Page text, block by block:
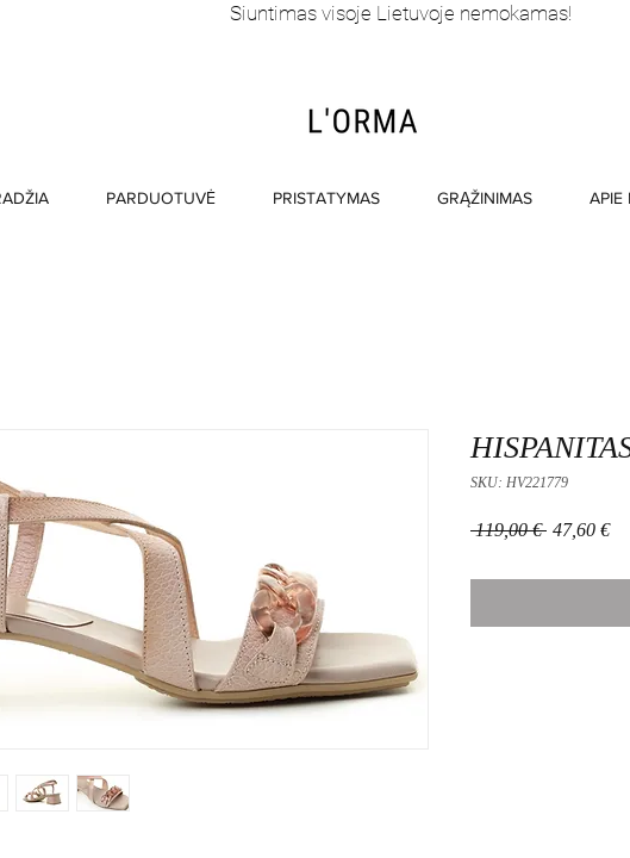
Siuntimas visoje Lietuvoje nemokamas!
PARDUOTUVĖ PRISTATYMAS GRĄŽINIMAS APIE
SKU: HV221779
119,00 € Įprastinė
47,60 €